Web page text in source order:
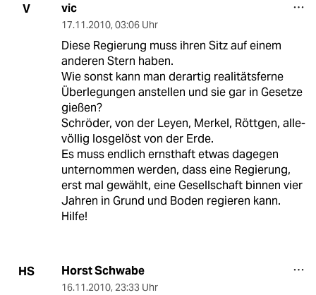
V vic
17.11.2010, 03:06 Uhr
Diese Regierung muss ihren Sitz auf einem
anderen Stern haben.
Wie sonst kann man derartig realitätsferne
Überlegungen anstellen und sie gar in Gesetze
gießen?
Schröder, von der Leyen, Merkel, Röttgen, alle-
völlig losgelöst von der Erde.
Es muss endlich ernsthaft etwas dagegen
unternommen werden, dass eine Regierung,
erst mal gewählt, eine Gesellschaft binnen vier
Jahren in Grund und Boden regieren kann.
Hilfe!
HS Horst Schwabe
16.11.2010, 23:33 Uhr